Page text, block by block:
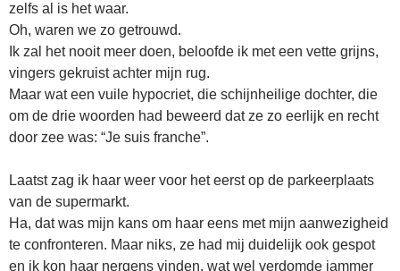
zelfs al is het waar.
Oh, waren we zo getrouwd.
Ik zal het nooit meer doen, beloofde ik met een vette grijns,
vingers gekruist achter mijn rug.
Maar wat een vuile hypocriet, die schijnheilige dochter, die
om de drie woorden had beweerd dat ze zo eerlijk en recht
door zee was: “Je suis franche”.
Laatst zag ik haar weer voor het eerst op de parkeerplaats
van de supermarkt.
Ha, dat was mijn kans om haar eens met mijn aanwezigheid
te confronteren. Maar niks, ze had mij duidelijk ook gespot
en ik kon haar nergens vinden, wat wel verdomde jammer